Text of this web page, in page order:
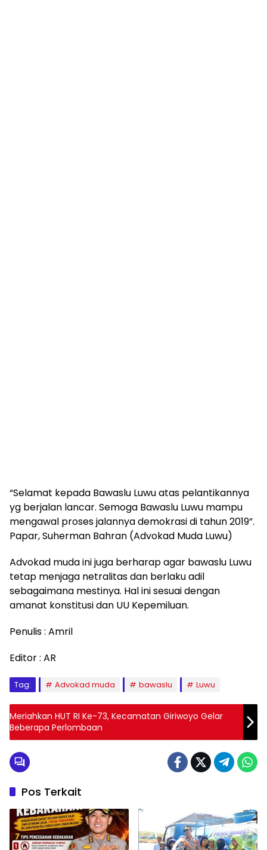
“Selamat kepada Bawaslu Luwu atas pelantikannya
yg berjalan lancar. Semoga Bawaslu Luwu mampu
mengawal proses jalannya demokrasi di tahun 2019”.
Papar, Suherman Bahran (Advokad Muda Luwu)
Advokad muda ini juga berharap agar bawaslu Luwu
tetap menjaga netralitas dan berlaku adil
sebagaimana mestinya. Hal ini sesuai dengan
amanat konstitusi dan UU Kepemiluan.
Penulis : Amril
Editor : AR
Tag: Advokad muda bawaslu Luwu
Meriahkan HUT RI Ke-73, Kecamatan Giriwoyo Gelar
Beberapa Perlombaan
Pos Terkait